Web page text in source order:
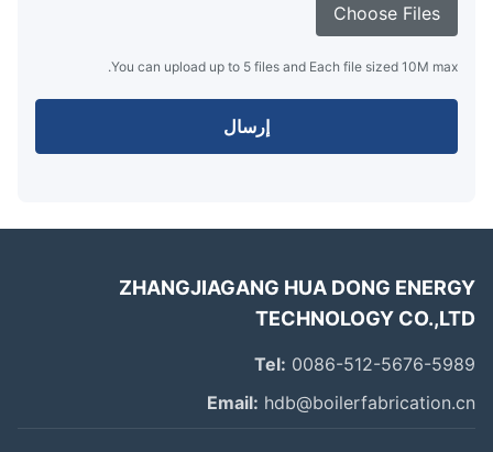
Choose Files
You can upload up to 5 files and Each file sized 10M max.
إرسال
ZHANGJIAGANG HUA DONG
TECHNOLOGY
Tel:0086-512-5676-
Email: